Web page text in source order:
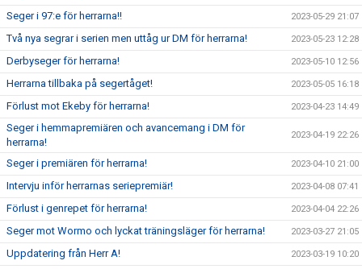
Seger i 97:e för herrarna!! 2023-05-29 21:07
Två nya segrar i serien men uttåg ur DM för herrarna! 2023-05-23 12:28
Derbyseger för herrarna! 2023-05-10 12:56
Herrarna tillbaka på segertåget! 2023-05-05 16:18
Förlust mot Ekeby för herrarna! 2023-04-23 14:49
Seger i hemmapremiären och avancemang i DM för
herrarna!
2023-04-19 22:26
Seger i premiären för herrarna! 2023-04-10 21:00
Intervju inför herrarnas seriepremiär! 2023-04-08 07:41
Förlust i genrepet för herrarna! 2023-04-04 22:26
Seger mot Wormo och lyckat träningsläger för herrarna! 2023-03-27 21:05
Uppdatering från Herr A! 2023-03-19 10:20